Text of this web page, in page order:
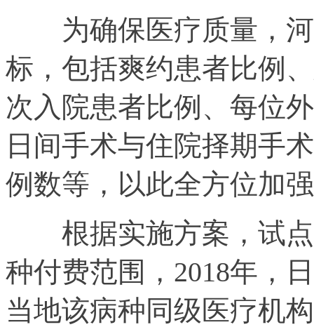
为确保医疗质量，河
标，包括爽约患者比例
次入院患者比例、每位
日间手术与住院择期手
例数等，以此全方位加
根据实施方案，试点
种付费范围，2018年，
当地该病种同级医疗机